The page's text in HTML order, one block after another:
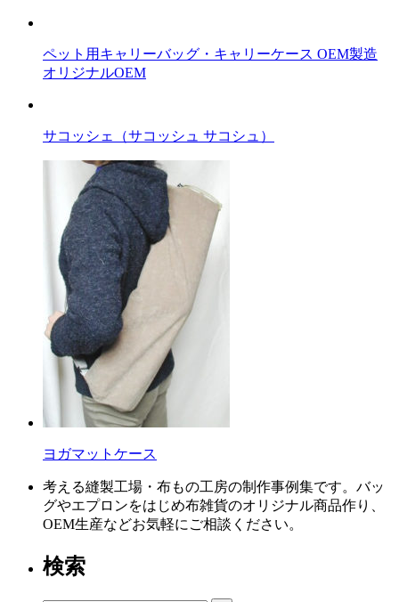
ペット用キャリーバッグ・キャリーケース OEM製造
オリジナルOEM
サコッシェ（サコッシュ サコシュ）
ヨガマットケース
考える縫製工場・布もの工房の制作事例集です。バッ
グやエプロンをはじめ布雑貨のオリジナル商品作り、
OEM生産などお気軽にご相談ください。
検索